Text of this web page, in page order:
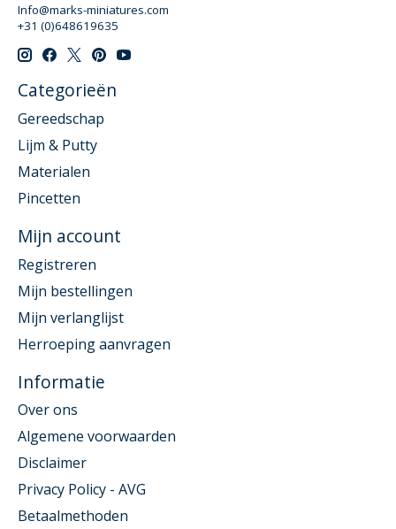
Info@marks-miniatures.com
+31 (0)648619635
Categorieën
Gereedschap
Lijm & Putty
Materialen
Pincetten
Mijn account
Registreren
Mijn bestellingen
Mijn verlanglijst
Herroeping aanvragen
Informatie
Over ons
Algemene voorwaarden
Disclaimer
Privacy Policy - AVG
Betaalmethoden